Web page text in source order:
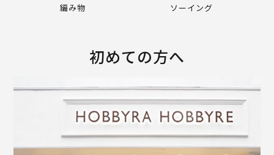
編み物 ソーイング
初めての方へ